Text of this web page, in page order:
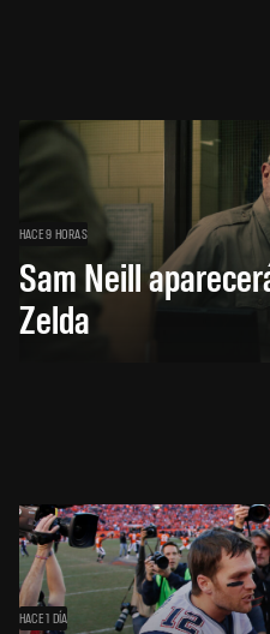
HACE 9 HORAS
Sam Neill
Zelda
HACE 1 DÍA